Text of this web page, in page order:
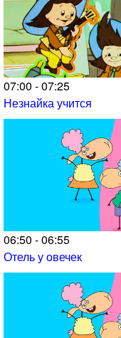
07:00 - 07:25
Незнайка учится
06:50 - 06:55
Отель у овечек